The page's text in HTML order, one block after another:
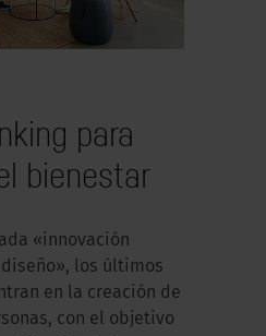
para
bienestar
«innovación
los últimos
en la creación de
con el objetivo